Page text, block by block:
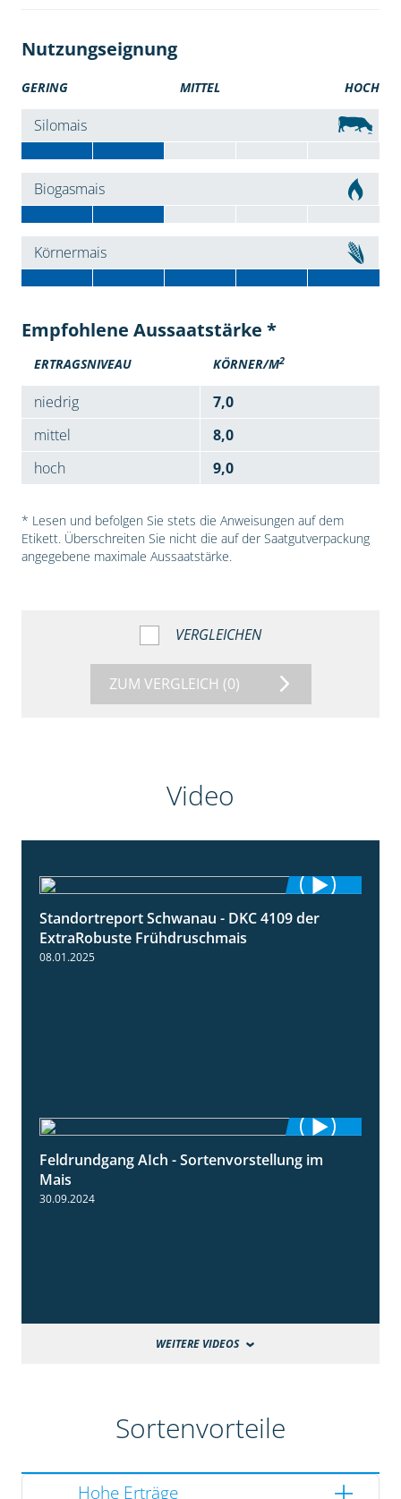
Nutzungseignung
GERING MITTEL HOCH
Silomais
Biogasmais
Körnermais
Empfohlene Aussaatstärke *
ERTRAGSNIVEAU KÖRNER/M2
niedrig
7,0
mittel
8,0
hoch
9,0
* Lesen und befolgen Sie stets die Anweisungen auf dem
Etikett. Überschreiten Sie nicht die auf der Saatgutverpackung
angegebene maximale Aussaatstärke.
VERGLEICHEN
ZUM VERGLEICH (0)
Video
0:46
Standortreport Schwanau - DKC 4109 der
ExtraRobuste Frühdruschmais
08.01.2025
11:24
Feldrundgang AIch - Sortenvorstellung im
Mais
30.09.2024
WEITERE VIDEOS
Sortenvorteile
Hohe Erträge